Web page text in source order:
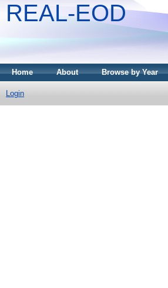
REAL-EOD
Home About Browse by Year
Login